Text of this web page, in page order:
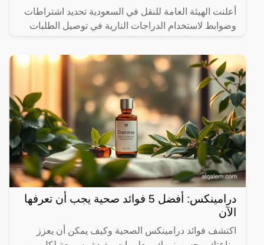
أعلنت الهيئة العامة للنقل في السعودية تحديد اشتراطات
وضوابط لاستخدام الدراجات النارية في توصيل الطلبات
درامينكس: أفضل 5 فوائد صحية يجب أن تعرفها
الآن
اكتشف فوائد درامينكس الصحية وكيف يمكن أن يعزز